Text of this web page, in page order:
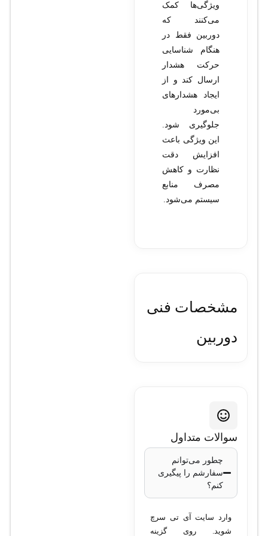
ویژگی‌ها کمک
می‌کنند که
دوربین فقط در
هنگام شناسایی
حرکت هشدار
ارسال کند و از
ایجاد هشدارهای
بی‌مورد
جلوگیری شود.
این ویژگی باعث
افزایش دقت
نظارت و کاهش
مصرف منابع
سیستم می‌شود.
مشخصات فنی
دوربین
C32WP
I5W/E/Y/M/2.8mm/V4.2
نوع دوربین: تحت
سوالات متداول
چطور می‌توانم
سفارشم را پیگیری
کنم؟
وارد سایت آی تی سرچ
شوید. روی گزینه